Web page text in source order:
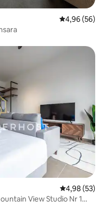
4,96 av 5 i
4,96 (56)
4,98 av 5 i
4,98 (53)
View Studio Nr 1